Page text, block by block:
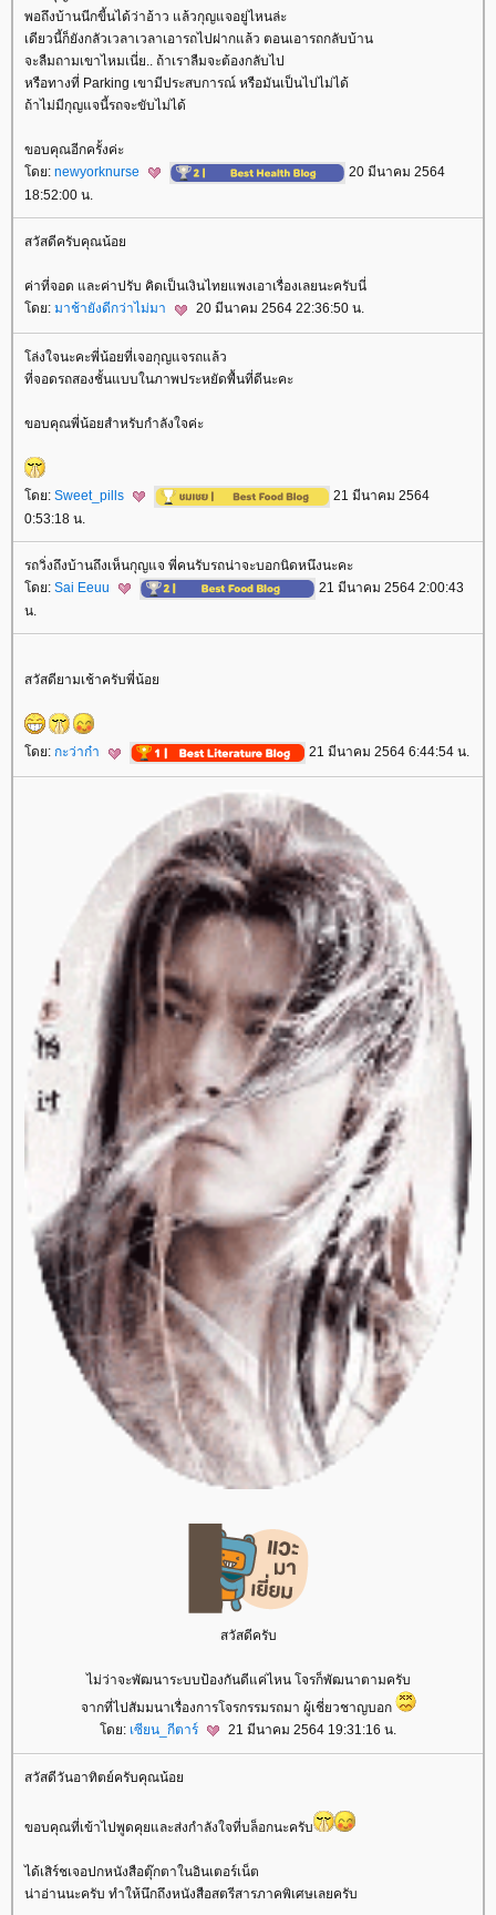
พอถึงบ้านนีกขี้นได้ว่าอ้าว แล้วกุญแจอยู่ไหนล่ะ
เดียวนี้ก็ยังกลัวเวลาเวลาเอารถไปฝากแล้ว ตอนเอารถกลับบ้าน
จะลืมถามเขาไหมเนี่ย.. ถ้าเราลืมจะต้องกลับไป
หรือทางที่ Parking เขามีประสบการณ์ หรือมันเป็นไปไม่ได้
ถ้าไม่มีกุญแจนี้รถจะขับไม่ได้
ขอบคุณอีกครั้งค่ะ
ดย: newyorknurse
20 มีนาคม 2564
18:52:00 น.
สวัสดีครับคุณน้อ
ค่าที่จอด และค่าปรับ คิดเป็นเงินไทยแพงเอาเรื่องเลยนะครับนี่
ดย: มาช้ายังดีกว่าไม่มา 20 มีนาคม 2564 22:36:50 น.
ล่งใจนะคะพี่น้อยที่เจอกุญแจรถแล้ว
ที่จอดรถสองชั้นแบบในภาพประหยัดพื้นที่ดีนะคะ
ขอบคุณพี่น้อยสำหรับกำลังใจค่ะ
ดย: Sweet_pills
21 มีนาคม 2564
0:53:18 น.
รถวิ่งถึงบ้านถึงเห็นกุญแจ พี่คนรับรถน่าจะบอกนิดหนึงนะคะ
ดย: Sai Eeuu
21 มีนาคม 2564 2:00:43
น.
สวัสดียามเช้าครับพี่น้อ
ดย: กะว่าก๋า 21 มีนาคม 2564 6:44:54 น.
สวัสดีครับ
ไม่ว่าจะพัฒนาระบบป้องกันดีแค่ไหน โจรก็พัฒนาตามครับ
จากที่ไปสัมมนาเรื่องการโจรกรรมรถมา ผู้เชี่ยวชาญบอก
ดย: เซียน_กีตาร์ 21 มีนาคม 2564 19:31:16 น.
สวัสดีวันอาทิตย์ครับคุณน้อ
ขอบคุณที่เข้าไปพูดคุยและส่งกำลังใจที่บล็อกนะครับ
ได้เสิร์ชเจอปกหนังสือตุ๊กตาในอินเตอร์เน็ต
น่าอ่านนะครับ ทำให้นึกถึงหนังสือสตรีสารภาคพิเศษเลยครับ